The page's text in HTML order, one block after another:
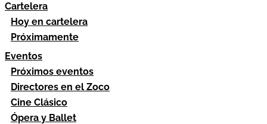
Cartelera
Hoy en cartelera
Próximamente
Eventos
Próximos eventos
Directores en el Zoco
Cine Clásico
Ópera y Ballet